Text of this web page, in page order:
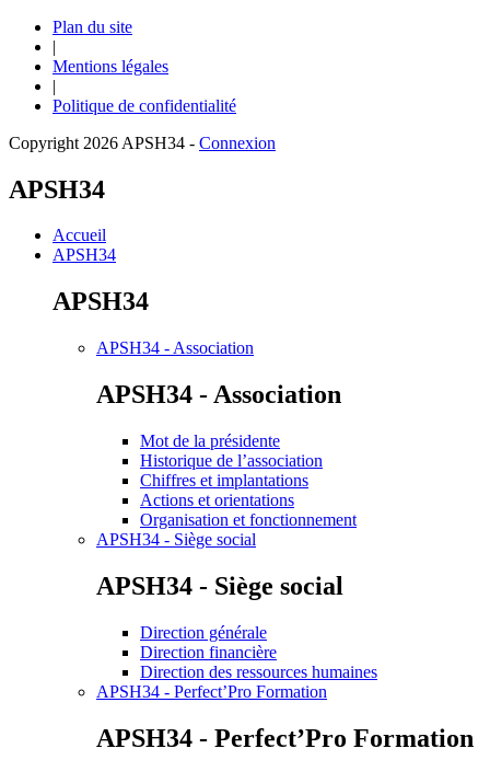
Plan du site
|
Mentions légales
|
Politique de confidentialité
Copyright 2026 APSH34 - Connexion
APSH34
Accueil
APSH34
APSH34
APSH34 - Association
APSH34 - Association
Mot de la présidente
Historique de l’association
Chiffres et implantations
Actions et orientations
Organisation et fonctionnement
APSH34 - Siège social
APSH34 - Siège social
Direction générale
Direction financière
Direction des ressources humaines
APSH34 - Perfect’Pro Formation
APSH34 - Perfect’Pro Formation